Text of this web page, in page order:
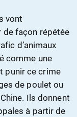
vont
de façon répétée
d’animaux
comme une
punir ce crime
de poulet ou
Ils donnent
à partir de